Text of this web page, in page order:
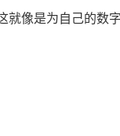
像是为自己的